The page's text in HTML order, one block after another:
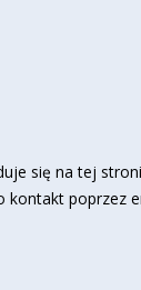
się na tej
kontakt poprzez